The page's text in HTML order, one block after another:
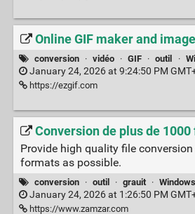
Online GIF maker and
conversion · vidéo · GIF · outil ·
January 24, 2026 at 9:24:50 PM
https://ezgif.com
Conversion de plus de
Provide high quality file
formats as possible.
conversion · outil · grauit · Windows
January 24, 2026 at 1:26:50 PM
https://www.zamzar.com